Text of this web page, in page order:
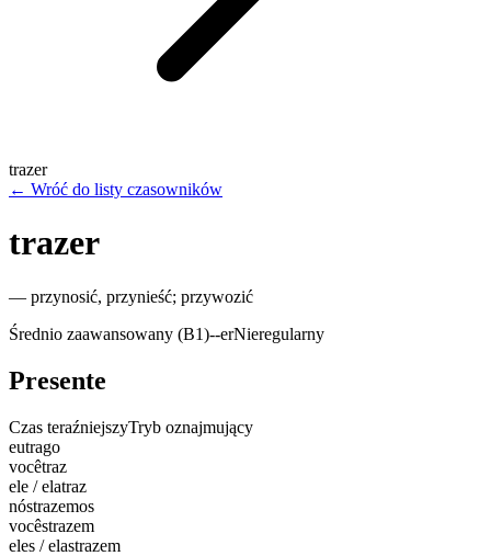
trazer
← Wróć do listy czasowników
trazer
— przynosić, przynieść; przywozić
Średnio zaawansowany (B1)--erNieregularny
Presente
Czas teraźniejszyTryb oznajmujący
eutrago
vocêtraz
ele / elatraz
nóstrazemos
vocêstrazem
eles / elastrazem